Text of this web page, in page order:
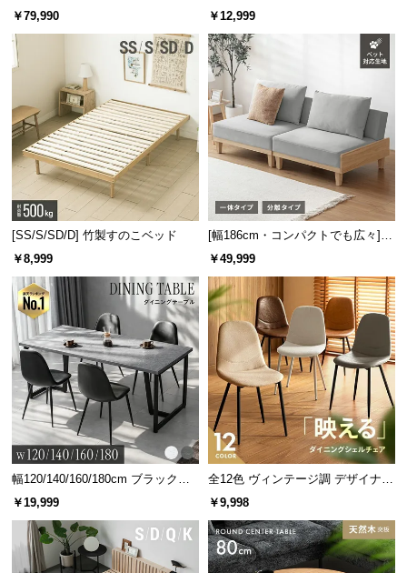
ニングテーブル 6人掛け 天然木突
板 美しい格子デザイン
￥79,990
キャスター付き 上下左右角度調節
￥12,999
[SS/S/SD/D] 竹製すのこベッド
￥8,999
[幅186cm・コンパクトでも広々] 3
人掛けソファベッド リクライニン
￥49,999
幅120/140/160/180cm ブラックフ
レーム ダイニング 大理石調 4人掛
￥19,999
全12色 ヴィンテージ調 デザイナー
ズシェルチェア
￥9,998